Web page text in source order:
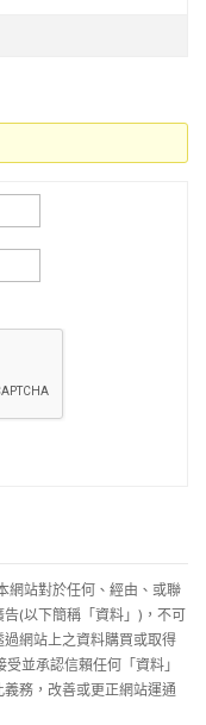
網站對於任何、經由、或聯
(以下簡稱「資料」)，不可
網站上之資料購買或取得
並承認信賴任何「資料」
務，改善或更正網站運通